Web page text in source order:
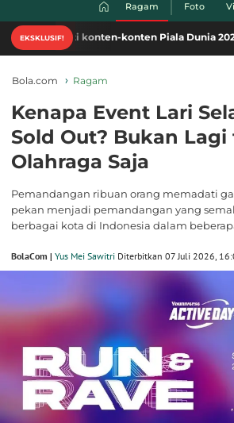
Ragam Foto
EKSKLUSIF!
konten-konten Piala Dunia 2026 racikan
Bola.com Ragam
Kenapa Event Lari
Sold Out? Bukan
Olahraga Saja
Pemandangan ribuan orang memadati
pekan menjadi pemandangan yang
berbagai kota di Indonesia dalam
BolaCom | Yus Mei Sawitri Diterbitkan 07 Juli 2026,